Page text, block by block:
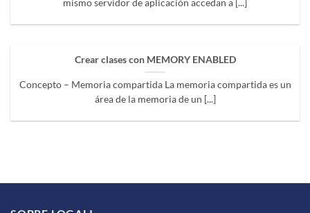
mismo servidor de aplicación accedan a [...]
Crear clases con MEMORY ENABLED
Concepto – Memoria compartida La memoria compartida es un
área de la memoria de un [...]